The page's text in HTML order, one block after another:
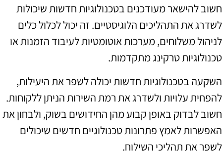
חשוב להישאר מעודכנים בטכנולוגיות חדשות שיכולות
לשדרג את התהליכים הלוגיסטיים. זה יכול לכלול כלים
לניהול משלוחים, מערכות אוטומטיות לעיבוד הזמנות או
טכנולוגיות טרקינג מתקדמות.
השקעה בטכנולוגיות חדשות יכולה לשפר את היעילות,
להפחית עלויות ולשדרג את רמת השירות הניתן ללקוחות.
חשוב לבדוק באופן קבוע מהן החידושים בשוק, ולבחון את
האפשרות לאמץ פתרונות טכנולוגיים חדשים שיכולים
לשפר את תהליכי השילוח.